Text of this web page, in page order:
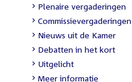
External
link:
Plenaire vergaderingen
External
link:
Commissievergaderingen
External
link:
Nieuws uit de Kamer
External
link:
Debatten in het kort
External
link:
Uitgelicht
Meer informatie